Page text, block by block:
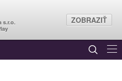
s.r.o.
ZOBRAZIŤ